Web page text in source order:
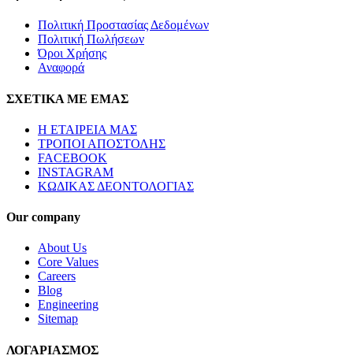
Πολιτική Προστασίας Δεδομένων
Πολιτική Πωλήσεων
Όροι Χρήσης
Αναφορά
ΣΧΕΤΙΚΑ ΜΕ ΕΜΑΣ
Η ΕΤΑΙΡΕΙΑ ΜΑΣ
ΤΡΟΠΟΙ ΑΠΟΣΤΟΛΗΣ
FACEBOOK
INSTAGRAM
ΚΩΔΙΚΑΣ ΔΕΟΝΤΟΛΟΓΙΑΣ
Our company
About Us
Core Values
Careers
Blog
Engineering
Sitemap
ΛΟΓΑΡΙΑΣΜΟΣ